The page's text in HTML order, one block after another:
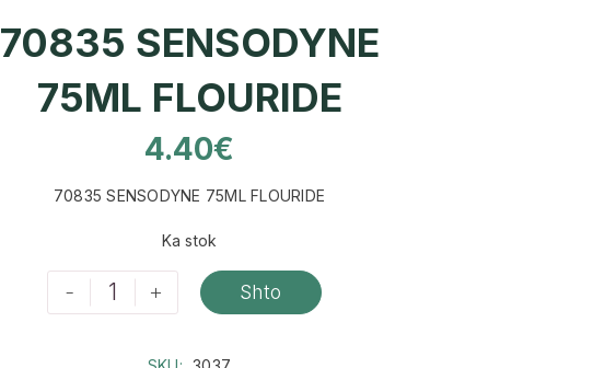
70835 SENSODYNE
75ML FLOURIDE
4.40€
70835 SENSODYNE 75ML FLOURIDE
Ka stok
- + Shto